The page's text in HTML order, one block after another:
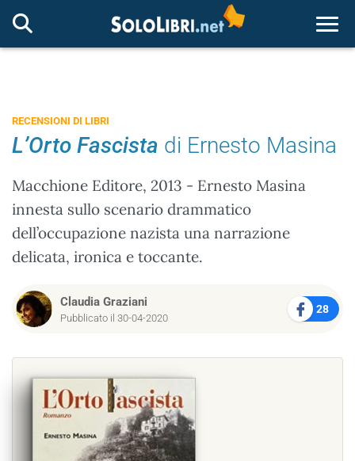
RECENSIONI DI LIBRI
L’Orto Fascista di Ernesto Masina
Macchione Editore, 2013 - Ernesto Masina
innesta sullo scenario drammatico
dell’occupazione nazista una narrazione
delicata, ironica e toccante.
Claudia Graziani
Pubblicato il 30-04-2020
28